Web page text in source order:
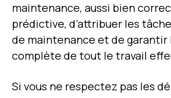
maintenance, aussi bien
prédictive, d’attribuer les
de maintenance et de
complète de tout le travail
Si vous ne respectez pas les